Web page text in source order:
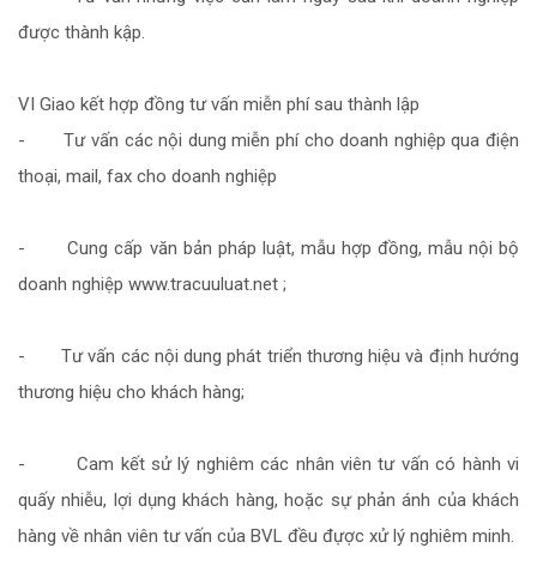
được thành kập.
VI Giao kết hợp đồng tư vấn miễn phí sau thành lập
- Tư vấn các nội dung miễn phí cho doanh nghiệp qua điện
thoại, mail, fax cho doanh nghiệp
- Cung cấp văn bản pháp luật, mẫu hợp đồng, mẫu nội bộ
doanh nghiệp www.tracuuluat.net ;
- Tư vấn các nội dung phát triển thương hiệu và định hướng
thương hiệu cho khách hàng;
- Cam kết sử lý nghiêm các nhân viên tư vấn có hành vi
quấy nhiễu, lợi dụng khách hàng, hoặc sự phản ánh của khách
hàng về nhân viên tư vấn của BVL đều đựợc xử lý nghiêm minh.